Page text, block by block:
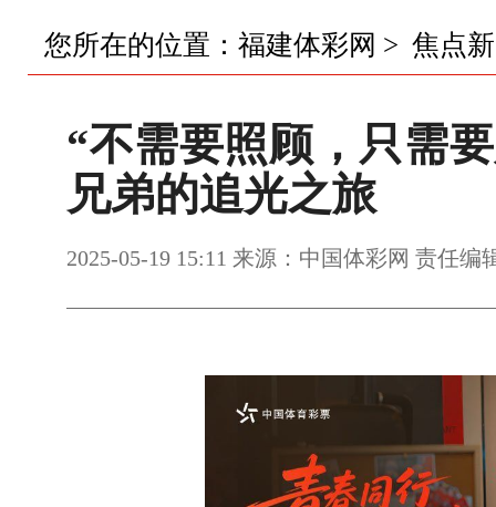
您所在的位置： 福建体彩网 > 焦点
“不需要照顾，只需
兄弟的追光之旅
2025-05-19 15:11 来源：中国体彩网 责任编